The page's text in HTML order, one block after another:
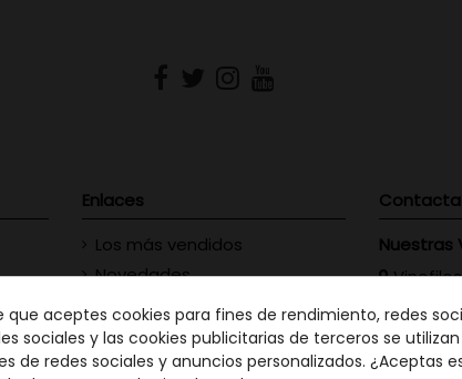
Enlaces
Los más vendidos
Novedades
Contacte con nosotros
Nuestras
GC:
que aceptes cookies para fines de rendimiento, redes
sociales y las cookies publicitarias de terceros se
de redes sociales y anuncios personalizados. ¿Aceptas